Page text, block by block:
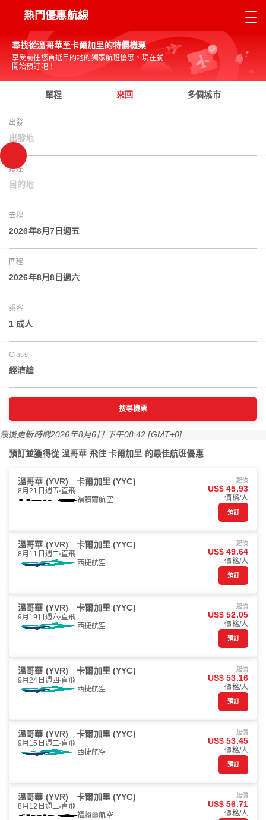
熱門優惠航線
尋找從溫哥華至卡爾加里的特價機票
享受前往您首選目的地的獨家航班優惠。現在就
開始預訂吧！
單程 來回 多個城市
出發
出發地
抵達
目的地
去程
2026年8月7日週五
回程
2026年8月8日週六
乘客
1 成人
Class
經濟艙
搜尋機票
最後更新時間2026年8月6日 下午08:42 [GMT+0]
預訂並獲得從 溫哥華 飛往 卡爾加里 的最佳航班優惠
溫哥華 (YVR) 卡爾加里 (YYC)
8月21日週五 直飛
福賴爾航空
起價
US$ 45.93
價格/人
預訂
溫哥華 (YVR) 卡爾加里 (YYC)
8月11日週二 直飛
西捷航空
起價
US$ 49.64
價格/人
預訂
溫哥華 (YVR) 卡爾加里 (YYC)
9月19日週六 直飛
西捷航空
起價
US$ 52.05
價格/人
預訂
溫哥華 (YVR) 卡爾加里 (YYC)
9月24日週四 直飛
西捷航空
起價
US$ 53.16
價格/人
預訂
溫哥華 (YVR) 卡爾加里 (YYC)
9月15日週二 直飛
西捷航空
起價
US$ 53.45
價格/人
預訂
溫哥華 (YVR) 卡爾加里 (YYC)
8月12日週三 直飛
福賴爾航空
起價
US$ 56.71
價格/人